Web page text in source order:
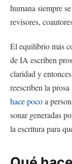
humana siempre
revisores,
El equilibrio más
de IA escriben
claridad y
reescriben la
hace pocoa
sonar generadas
la escritura para